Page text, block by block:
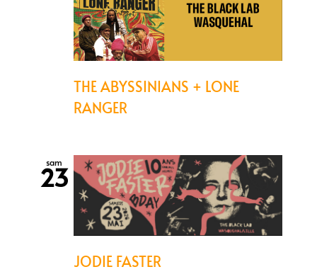
THE ABYSSINIANS + LONE
RANGER
sam
23
JODIE FASTER